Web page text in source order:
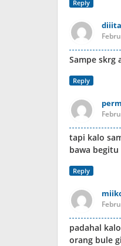
Reply
Sampe skrg
Reply
tapi kalo
bawa
Reply
padahal
orang bule